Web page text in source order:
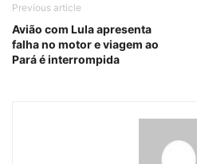
Previous article
Avião com Lula apresenta
falha no motor e viagem ao
Pará é interrompida